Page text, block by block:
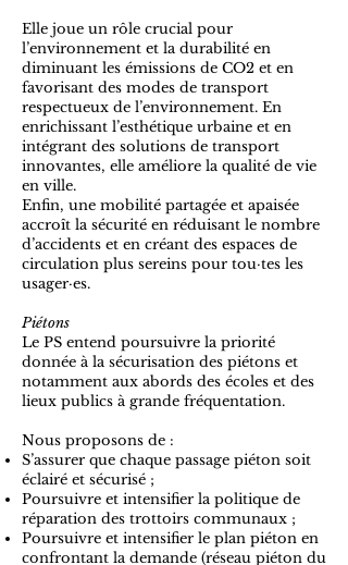
Elle joue un rôle crucial pour
l’environnement et la durabilité en
diminuant les émissions de CO2 et en
favorisant des modes de transport
respectueux de l’environnement. En
enrichissant l’esthétique urbaine et en
intégrant des solutions de transport
innovantes, elle améliore la qualité de vie
en ville.
Enfin, une mobilité partagée et apaisée
accroît la sécurité en réduisant le nombre
d’accidents et en créant des espaces de
circulation plus sereins pour tou·tes les
usager·es.
Piétons
​Le PS entend poursuivre la priorité
donnée à la sécurisation des piétons et
notamment aux abords des écoles et des
lieux publics à grande fréquentation.
Nous proposons de :
S’assurer que chaque passage piéton soit
éclairé et sécurisé ;
Poursuivre et intensifier la politique de
réparation des trottoirs communaux ;
Poursuivre et intensifier le plan piéton en
confrontant la demande (réseau piéton du